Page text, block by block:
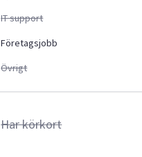
IT support
Företagsjobb
Övrigt
Har körkort